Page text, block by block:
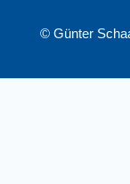
© Günter